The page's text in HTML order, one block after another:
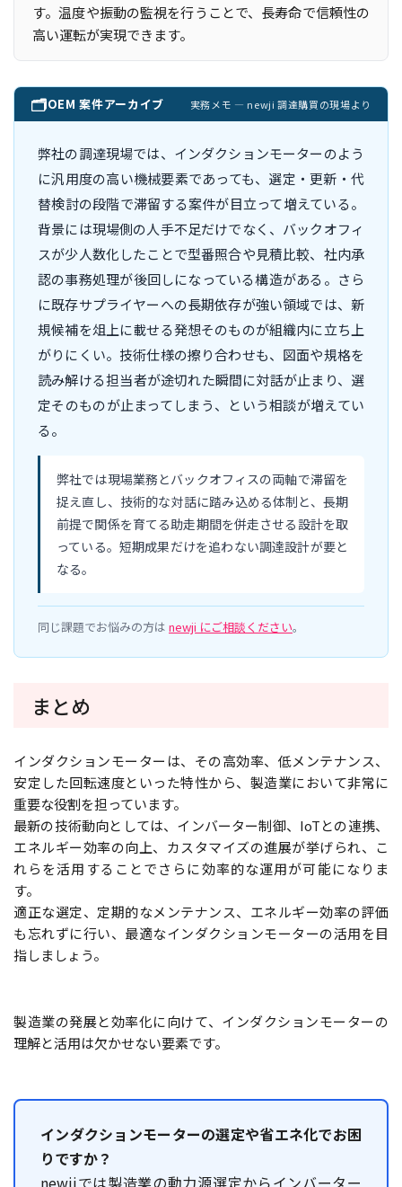
す。温度や振動の監視を行うことで、長寿命で信頼性の
高い運転が実現できます。
🗂OEM 案件アーカイブ 実務メモ — newji 調達購買の現場より
弊社の調達現場では、インダクションモーターのよう
に汎用度の高い機械要素であっても、選定・更新・代
替検討の段階で滞留する案件が目立って増えている。
背景には現場側の人手不足だけでなく、バックオフィ
スが少人数化したことで型番照合や見積比較、社内承
認の事務処理が後回しになっている構造がある。さら
に既存サプライヤーへの長期依存が強い領域では、新
規候補を俎上に載せる発想そのものが組織内に立ち上
がりにくい。技術仕様の擦り合わせも、図面や規格を
読み解ける担当者が途切れた瞬間に対話が止まり、選
定そのものが止まってしまう、という相談が増えてい
る。
弊社では現場業務とバックオフィスの両軸で滞留を
捉え直し、技術的な対話に踏み込める体制と、長期
前提で関係を育てる助走期間を併走させる設計を取
っている。短期成果だけを追わない調達設計が要と
なる。
同じ課題でお悩みの方は newji にご相談ください。
まとめ
インダクションモーターは、その高効率、低メンテナンス、
安定した回転速度といった特性から、製造業において非常に
重要な役割を担っています。
最新の技術動向としては、インバーター制御、IoTとの連携、
エネルギー効率の向上、カスタマイズの進展が挙げられ、こ
れらを活用することでさらに効率的な運用が可能になりま
す。
適正な選定、定期的なメンテナンス、エネルギー効率の評価
も忘れずに行い、最適なインダクションモーターの活用を目
指しましょう。
製造業の発展と効率化に向けて、インダクションモーターの
理解と活用は欠かせない要素です。
インダクションモーターの選定や省エネ化でお困
りですか？
newjiでは製造業の動力源選定からインバーター